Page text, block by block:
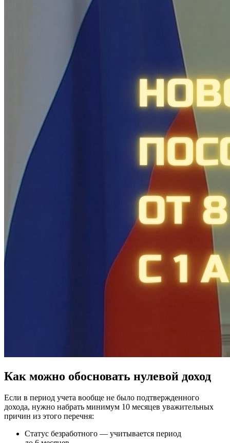
Как можно обосновать нулевой доход
Если в период учета вообще не было подтвержденного
дохода, нужно набрать минимум 10 месяцев уважительных
причин из этого перечня:
Статус безработного — учитывается период